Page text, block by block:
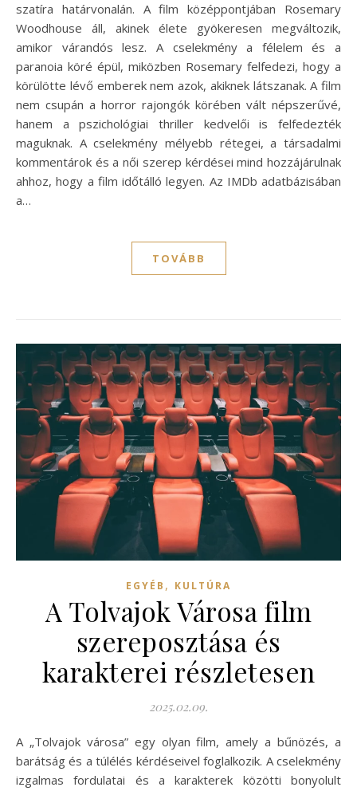
szatíra határvonalán. A film középpontjában Rosemary
Woodhouse áll, akinek élete gyökeresen megváltozik,
amikor várandós lesz. A cselekmény a félelem és a
paranoia köré épül, miközben Rosemary felfedezi, hogy a
körülötte lévő emberek nem azok, akiknek látszanak. A film
nem csupán a horror rajongók körében vált népszerűvé,
hanem a pszichológiai thriller kedvelői is felfedezték
maguknak. A cselekmény mélyebb rétegei, a társadalmi
kommentárok és a női szerep kérdései mind hozzájárulnak
ahhoz, hogy a film időtálló legyen. Az IMDb adatbázisában
a…
TOVÁBB
EGYÉB , KULTÚRA
A Tolvajok Városa film
szereposztása és
karakterei részletesen
2025.02.09.
A „Tolvajok városa” egy olyan film, amely a bűnözés, a
barátság és a túlélés kérdéseivel foglalkozik. A cselekmény
izgalmas fordulatai és a karakterek közötti bonyolult